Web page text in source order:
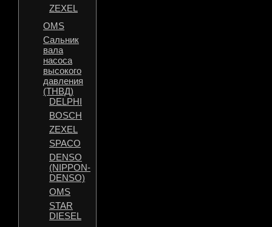
ZEXEL
OMS
Сальник
вала
насоса
высокого
давления
(ТНВД)
DELPHI
BOSCH
ZEXEL
SPACO
DENSO
(NIPPON-
DENSO)
OMS
STAR
DIESEL